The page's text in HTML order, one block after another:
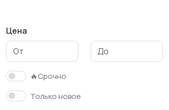
Цена
🔥Срочно
Только новое